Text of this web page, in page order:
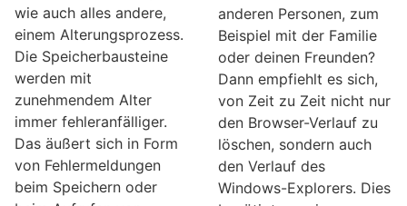
wie auch alles andere,
einem Alterungsprozess.
Die Speicherbausteine
werden mit
zunehmendem Alter
immer fehleranfälliger.
Das äußert sich in Form
von Fehlermeldungen
beim Speichern oder
anderen Personen, zum
Beispiel mit der Familie
oder deinen Freunden?
Dann empfiehlt es sich,
von Zeit zu Zeit nicht nur
den Browser-Verlauf zu
löschen, sondern auch
den Verlauf des
Windows-Explorers. Dies